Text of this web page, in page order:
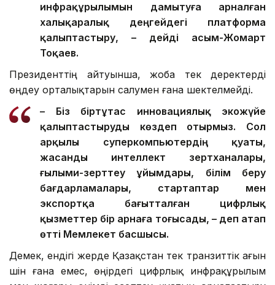
инфрақұрылымын дамытуға арналған
халықаралық деңгейдегі платформа
қалыптастыру, – дейді Қасым-Жомарт
Тоқаев.
Президенттің айтуынша, жоба тек деректерді
өңдеу орталықтарын салумен ғана шектелмейді.
– Біз біртұтас инновациялық экожүйе
қалыптастыруды көздеп отырмыз. Сол
арқылы суперкомпьютердің қуаты,
жасанды интеллект зертханалары,
ғылыми-зерттеу ұйымдары, білім беру
бағдарламалары, стартаптар мен
экспортқа бағытталған цифрлық
қызметтер бір арнаға тоғысады, – деп атап
өтті Мемлекет басшысы.
Демек, ендігі жерде Қазақстан тек транзиттік ағын
үшін ғана емес, өңірдегі цифрлық инфрақұрылым